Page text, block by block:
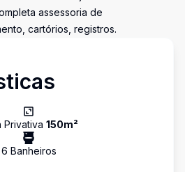
assessoria de
cartórios, registros.
Privativa 150m²
6 Banheiros